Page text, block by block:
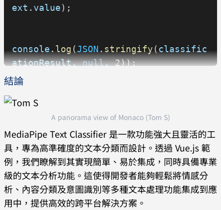
ext . value);
console . log(JSON . stringify(classific
ationResult, null, 2));
classificationResult
forEach((classification) =>
classification.categories . forEach (( c
ategory) => {
            if
(category.categoryName
===
"positive") {
結論
A panorama view of Monaco (Tom S)
MediaPipe Text Classifier 是一款功能強大且靈活的工
具，專為高準確度的文本分類而設計。透過 Vue.js 範
例，我們瞭解到其實現簡單、易於集成，同時具備專業
級的文本分析功能。這使得開發者能夠輕鬆將情感分
析、內容分類及意圖識別等多種文本處理功能集成到應
用中，提供高效的跨平台解決方案。